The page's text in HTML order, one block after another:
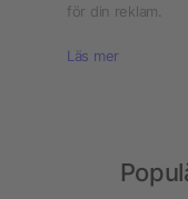
för din reklam.
Läs mer